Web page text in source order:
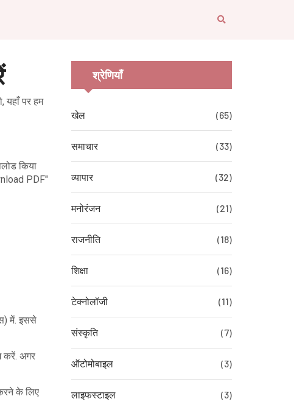
यहाँ पर हम
किया
PDF"
में. इससे
करें. अगर
के लिए
श्रेणियाँ
खेल (65)
समाचार (33)
व्यापार (32)
मनोरंजन (21)
राजनीति (18)
शिक्षा (16)
टेक्नोलॉजी (11)
संस्कृति (7)
ऑटोमोबाइल (3)
लाइफस्टाइल (3)